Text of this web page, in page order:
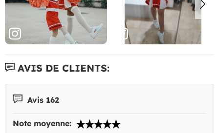
AVIS DE CLIENTS:
Avis 162
Note moyenne: